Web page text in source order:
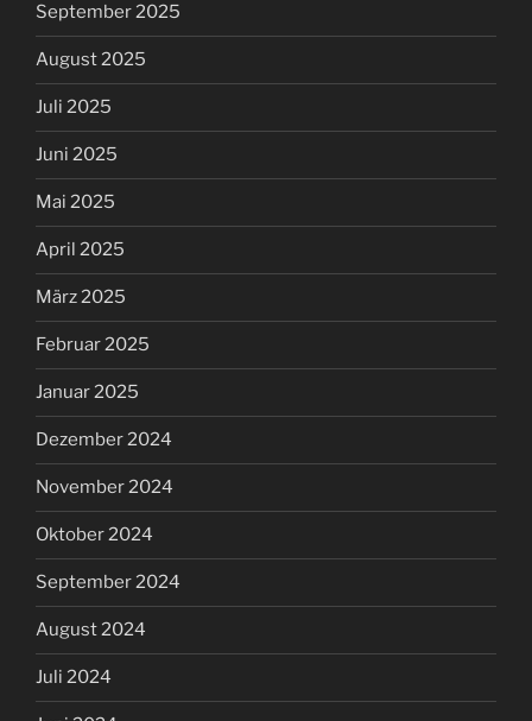
September 2025
August 2025
Juli 2025
Juni 2025
Mai 2025
April 2025
März 2025
Februar 2025
Januar 2025
Dezember 2024
November 2024
Oktober 2024
September 2024
August 2024
Juli 2024